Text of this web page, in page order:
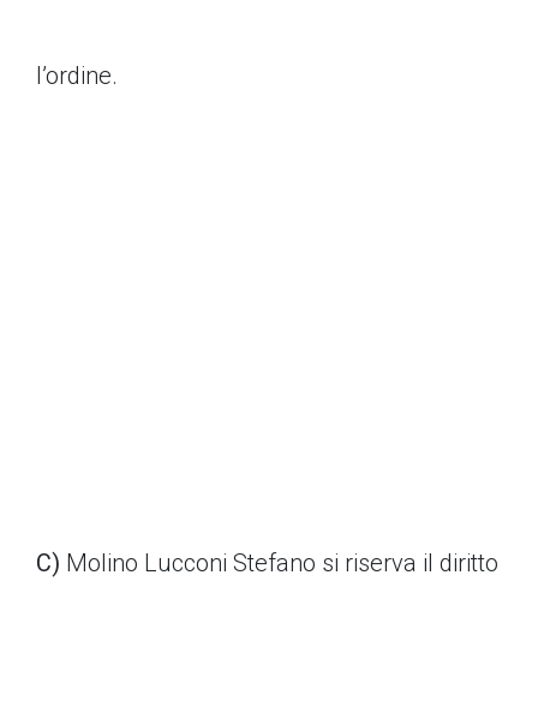
l’ordine.
C) Molino Lucconi Stefano si riserva il diritto